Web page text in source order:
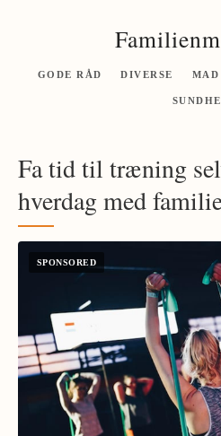
GODE RÅD DIVERSE MAD
Fa tid til træning
hverdag med